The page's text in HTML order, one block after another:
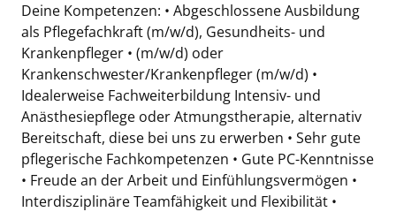
Deine Kompetenzen: • Abgeschlossene Ausbildung
als Pflegefachkraft (m/w/d), Gesundheits- und
Krankenpfleger • (m/w/d) oder
Krankenschwester/Krankenpfleger (m/w/d) •
Idealerweise Fachweiterbildung Intensiv- und
Anästhesiepflege oder Atmungstherapie, alternativ
Bereitschaft, diese bei uns zu erwerben • Sehr gute
pflegerische Fachkompetenzen • Gute PC-Kenntnisse
• Freude an der Arbeit und Einfühlungsvermögen •
Interdisziplinäre Teamfähigkeit und Flexibilität •